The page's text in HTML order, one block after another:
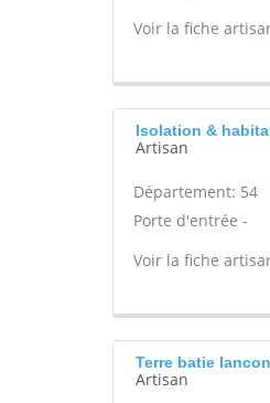
Voir la fiche
Isolation &
Artisan
Département: 54
Porte d'entrée -
Voir la fiche
Terre batie
Artisan